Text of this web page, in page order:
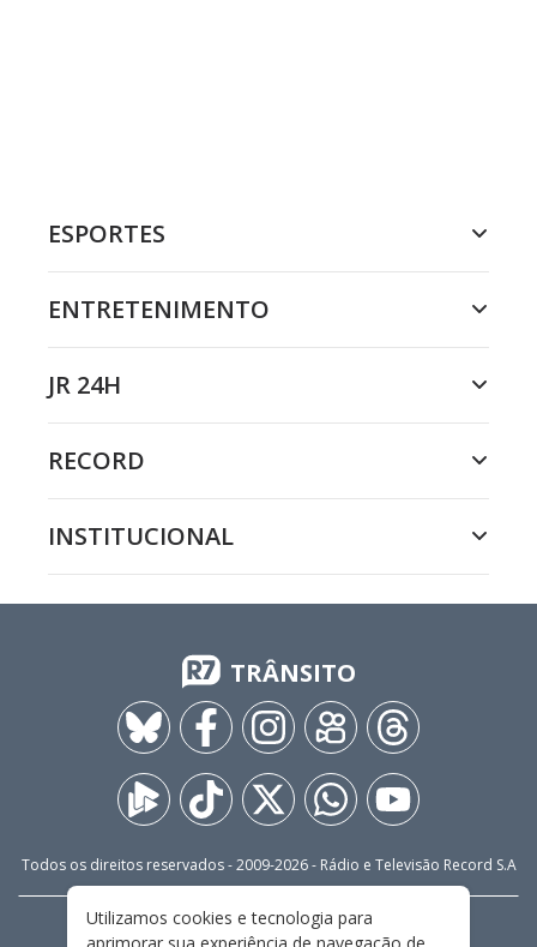
ESPORTES
ENTRETENIMENTO
JR 24H
RECORD
INSTITUCIONAL
TRÂNSITO
Todos os direitos reservados - 2009-2026- Rádio e Televisão Record S.A
FALE CONOSCO PRIVACIDADE
Utilizamos cookies e tecnologia para